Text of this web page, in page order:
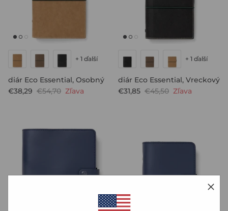
diár Eco Essential, Osobný
€38,29 €54,70 Zľava
+ 1 ďalší
diár Eco Essential, Vreckový
€31,85 €45,50 Zľava
+ 1 ďalší